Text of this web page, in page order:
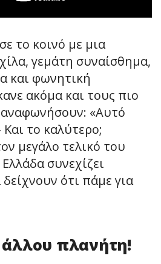
το κοινό με μια
γεμάτη συναίσθημα,
και φωνητική
ακόμα και τους πιο
«Αυτό
Και το καλύτερο;
μεγάλο τελικό του
συνεχίζει
ότι πάμε για
πλανήτη!